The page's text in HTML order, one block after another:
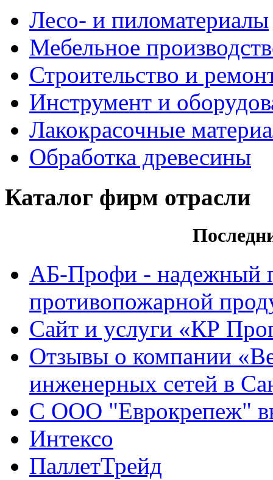
Лесо- и пиломатериалы
Мебельное
Строительство и
Инструмент и
Лакокрасочные
Обработка древесины
Каталог фирм отрасли
АБ-Профи - надежный
противопожарной
Сайт и услуги «КР
Отзывы о компании
инженерных сетей в
С ООО "Еврокрепеж"
Интексо
ПаллетТрейд